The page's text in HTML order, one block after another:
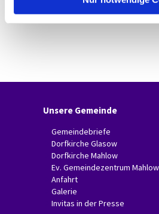
Unsere Gemeinde
Gemeindebriefe
Dorfkirche Glasow
Dorfkirche Mahlow
Ev. Gemeindezentrum Mahlow
Anfahrt
Galerie
Invitas in der Presse